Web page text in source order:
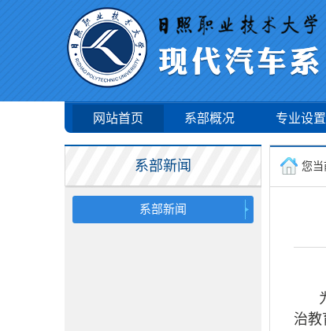
网站首页 系部概况 专业设置
系部新闻
系部新闻
您当
治教